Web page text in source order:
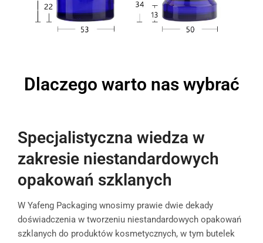
Dlaczego warto nas wybrać
Specjalistyczna wiedza w
zakresie niestandardowych
opakowań szklanych
W Yafeng Packaging wnosimy prawie dwie dekady
doświadczenia w tworzeniu niestandardowych opakowań
szklanych do produktów kosmetycznych, w tym butelek